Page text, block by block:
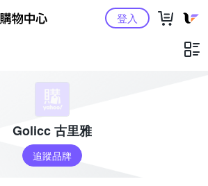
Yahoo購物中心登入
Golicc 古里雅
追蹤品牌